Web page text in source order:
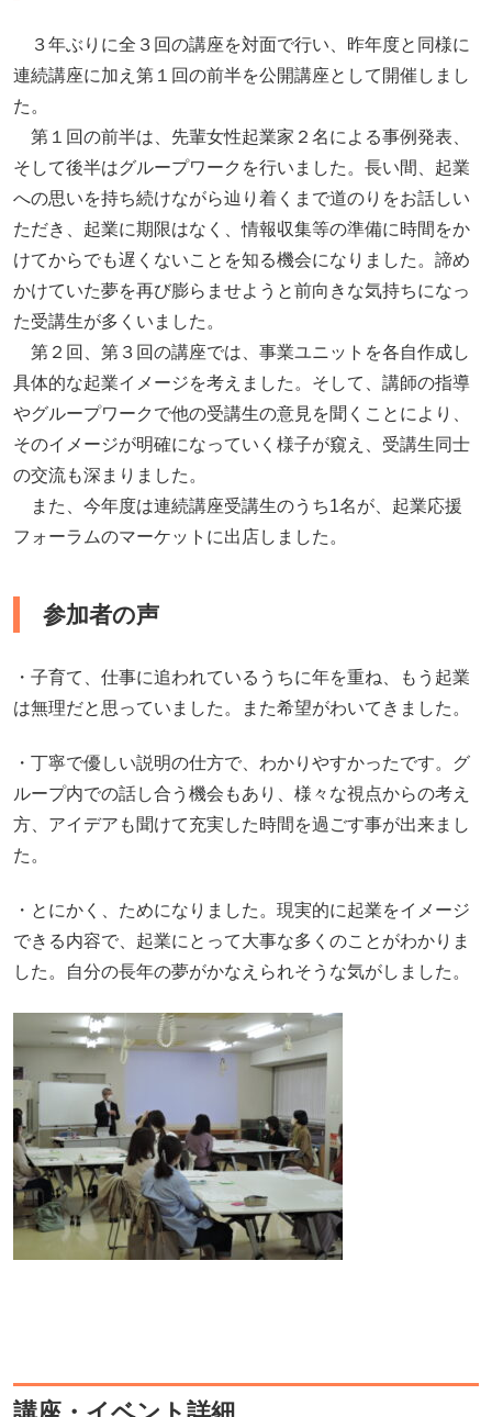
３年ぶりに全３回の講座を対面で行い、昨年度と同様に
連続講座に加え第１回の前半を公開講座として開催しまし
た。
第１回の前半は、先輩女性起業家２名による事例発表、
そして後半はグループワークを行いました。長い間、起業
への思いを持ち続けながら辿り着くまで道のりをお話しい
ただき、起業に期限はなく、情報収集等の準備に時間をか
けてからでも遅くないことを知る機会になりました。諦め
かけていた夢を再び膨らませようと前向きな気持ちになっ
た受講生が多くいました。
第２回、第３回の講座では、事業ユニットを各自作成し
具体的な起業イメージを考えました。そして、講師の指導
やグループワークで他の受講生の意見を聞くことにより、
そのイメージが明確になっていく様子が窺え、受講生同士
の交流も深まりました。
また、今年度は連続講座受講生のうち1名が、起業応援
フォーラムのマーケットに出店しました。
参加者の声
・子育て、仕事に追われているうちに年を重ね、もう起業
は無理だと思っていました。また希望がわいてきました。
・丁寧で優しい説明の仕方で、わかりやすかったです。グ
ループ内での話し合う機会もあり、様々な視点からの考え
方、アイデアも聞けて充実した時間を過ごす事が出来まし
た。
・とにかく、ためになりました。現実的に起業をイメージ
できる内容で、起業にとって大事な多くのことがわかりま
した。自分の長年の夢がかなえられそうな気がしました。